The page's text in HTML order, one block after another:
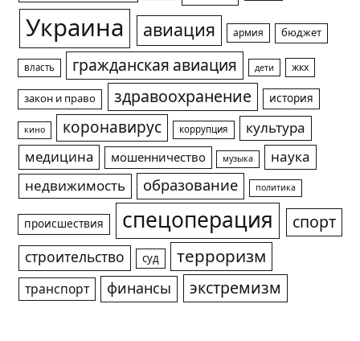
Украина авиация армия бюджет
власть гражданская авиация дети жкх
закон и право здравоохранение история
кино коронавирус коррупция
культура
медицина
мошенничество музыка
наука
недвижимость
образование политика
происшествия спецоперация спорт
строительство суд терроризм
транспорт финансы экстремизм